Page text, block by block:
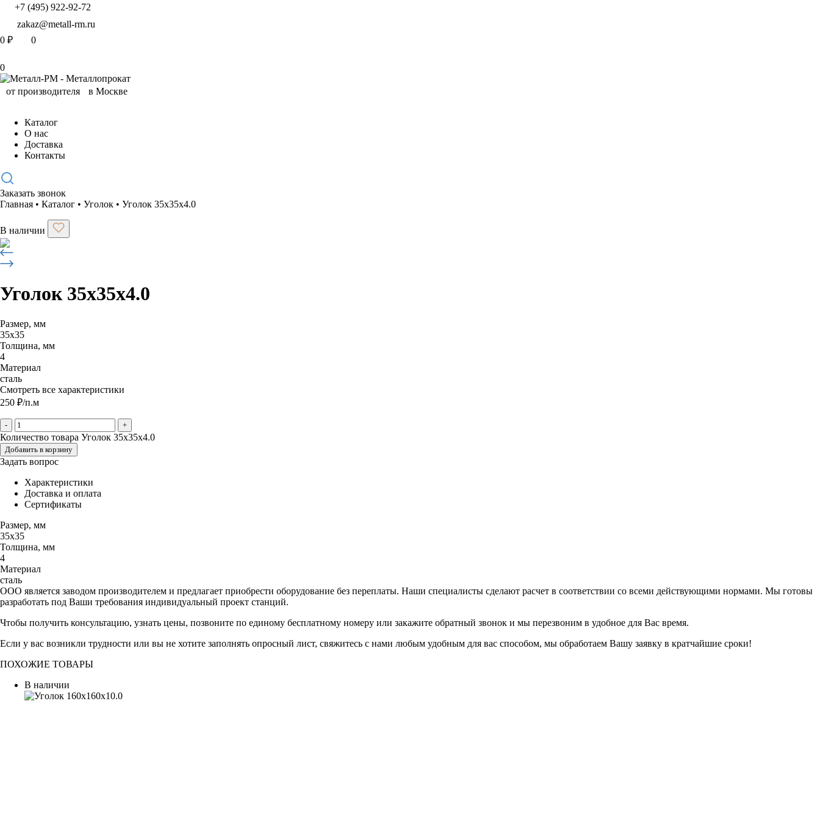
+7 (495) 922-92-72
zakaz@metall-rm.ru
0 ₽ 0
0
Каталог
О нас
Доставка
Контакты
Заказать звонок
Главная • Каталог • Уголок • Уголок 35х35х4.0
В наличии
Уголок 35х35х4.0
Размер, мм
35х35
Толщина, мм
4
Материал
сталь
Смотреть все характеристики
250 ₽/п.м
- +
Количество товара Уголок 35х35х4.0
Добавить в корзину
Задать вопрос
Характеристики
Доставка и оплата
Сертификаты
Размер, мм
35х35
Толщина, мм
4
Материал
сталь
ООО является заводом производителем и предлагает приобрести оборудование без переплаты. Наши специалисты сделают расчет в соответствии со всеми действующими нормами. Мы готовы
разработать под Ваши требования индивидуальный проект станций.
Чтобы получить консультацию, узнать цены, позвоните по единому бесплатному номеру или закажите обратный звонок и мы перезвоним в удобное для Вас время.
Если у вас возникли трудности или вы не хотите заполнять опросный лист, свяжитесь с нами любым удобным для вас способом, мы обработаем Вашу заявку в кратчайшие сроки!
ПОХОЖИЕ ТОВАРЫ
В наличии